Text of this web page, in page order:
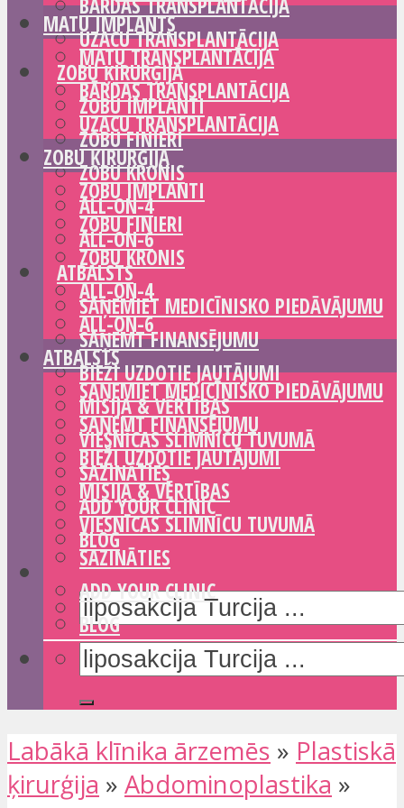
BĀRDAS TRANSPLANTĀCIJA
UZACU TRANSPLANTĀCIJA
ZOBU ĶIRURĢIJA
ZOBU IMPLANTI
ZOBU FINIERI
ZOBU KRONIS
ALL-ON-4
ALL-ON-6
ATBALSTS
SAŅEMIET MEDICĪNISKO PIEDĀVĀJUMU
SAŅEMT FINANSĒJUMU
BIEŽI UZDOTIE JAUTĀJUMI
MISIJA & VĒRTĪBAS
VIESNĪCAS SLIMNĪCU TUVUMĀ
SAZINĀTIES
ADD YOUR CLINIC
BLOG
MATU IMPLANTS
MATU TRANSPLANTĀCIJA
BĀRDAS TRANSPLANTĀCIJA
UZACU TRANSPLANTĀCIJA
ZOBU ĶIRURĢIJA
ZOBU IMPLANTI
ZOBU FINIERI
ZOBU KRONIS
ALL-ON-4
ALL-ON-6
ATBALSTS
SAŅEMIET MEDICĪNISKO PIEDĀVĀJUMU
SAŅEMT FINANSĒJUMU
BIEŽI UZDOTIE JAUTĀJUMI
MISIJA & VĒRTĪBAS
VIESNĪCAS SLIMNĪCU TUVUMĀ
SAZINĀTIES
ADD YOUR CLINIC
BLOG
Labākā klīnika ārzemēs » Plastiskā
ķirurģija » Abdominoplastika »